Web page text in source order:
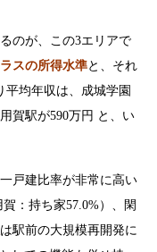
のが、この3エリアで
スの所得水準と、それ
平均年収は、成城学園
賀駅が590万円 と、い
戸建比率が非常に高い
賀：持ち家57.0%）、閑
は駅前の大規模再開発に